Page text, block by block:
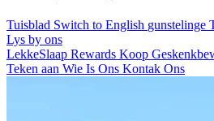
Tuisblad Switch to English gunstelinge
Lys by ons
LekkeSlaap Rewards Koop
Teken aan Wie Is Ons Kontak Ons